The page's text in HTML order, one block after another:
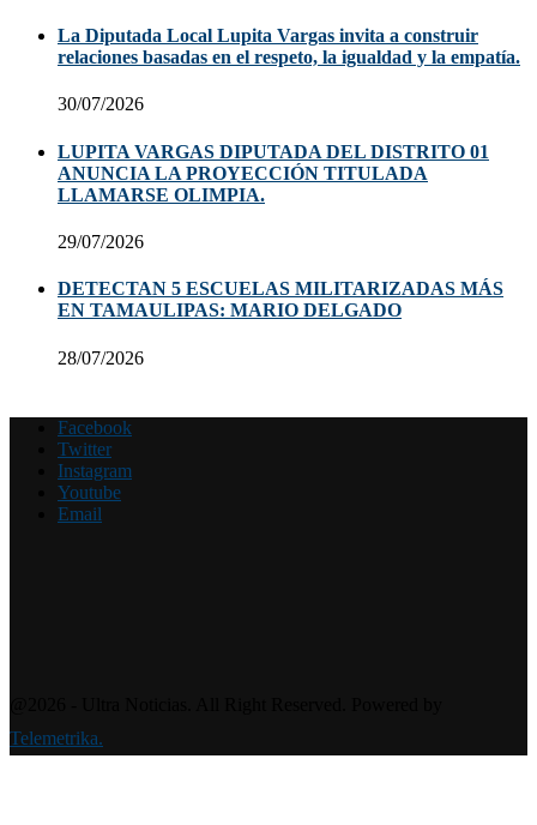
La Diputada Local Lupita Vargas invita a construir
relaciones basadas en el respeto, la igualdad y la empatía.
30/07/2026
LUPITA VARGAS DIPUTADA DEL DISTRITO 01
ANUNCIA LA PROYECCIÓN TITULADA
LLAMARSE OLIMPIA.
29/07/2026
DETECTAN 5 ESCUELAS MILITARIZADAS MÁS
EN TAMAULIPAS: MARIO DELGADO
28/07/2026
Facebook
Twitter
Instagram
Youtube
Email
Telemetrika.